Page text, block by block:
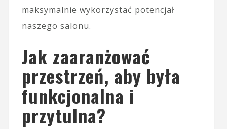
maksymalnie wykorzystać potencjał
naszego salonu.
Jak zaaranżować
przestrzeń, aby była
funkcjonalna i
przytulna?